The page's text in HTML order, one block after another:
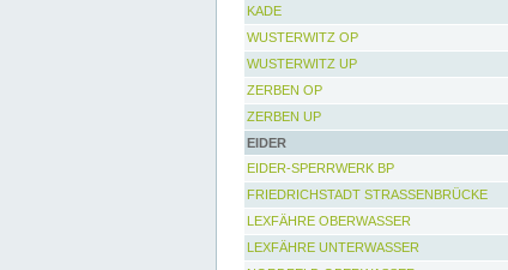
KADE
WUSTERWITZ OP
WUSTERWITZ UP
ZERBEN OP
ZERBEN UP
EIDER
EIDER-SPERRWERK BP
FRIEDRICHSTADT STRASSENBRÜCKE
LEXFÄHRE OBERWASSER
LEXFÄHRE UNTERWASSER